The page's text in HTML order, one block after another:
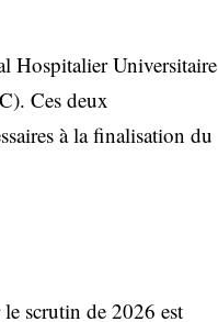
Hospitalier Universitaire
Ces deux
à la finalisation du
scrutin de 2026 est